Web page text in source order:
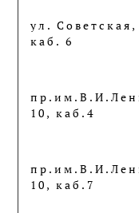
ул. Советская,
каб. 6
10, каб.4
10, каб.7